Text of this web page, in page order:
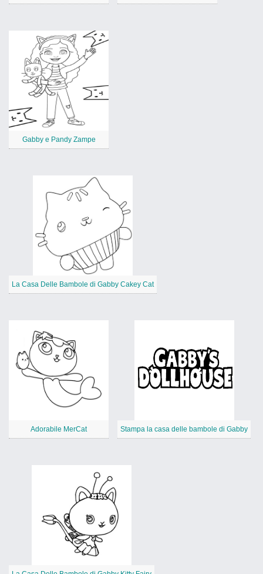
Gabby e Pandy Zampe
La Casa Delle Bambole di Gabby Cakey Cat
Adorabile MerCat Stampa la casa delle bambole di Gabby